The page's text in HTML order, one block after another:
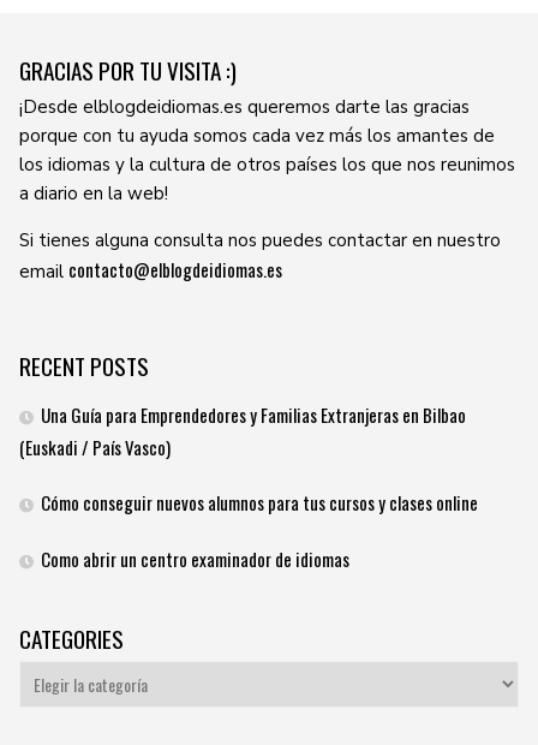
GRACIAS POR TU VISITA :)
¡Desde elblogdeidiomas.es queremos darte las gracias
porque con tu ayuda somos cada vez más los amantes de
los idiomas y la cultura de otros países los que nos reunimos
a diario en la web!
Si tienes alguna consulta nos puedes contactar en nuestro
email contacto@elblogdeidiomas.es
RECENT POSTS
Una Guía para Emprendedores y Familias Extranjeras en Bilbao
(Euskadi / País Vasco)
Cómo conseguir nuevos alumnos para tus cursos y clases online
Como abrir un centro examinador de idiomas
CATEGORIES
Categories